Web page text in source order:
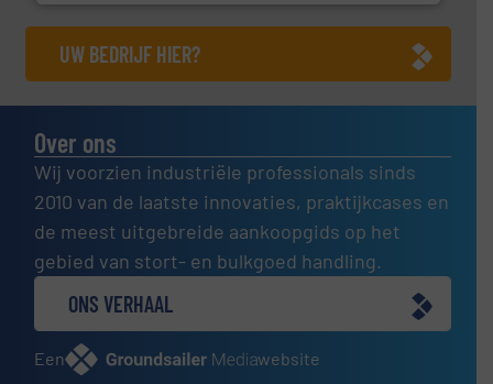
UW BEDRIJF HIER?
Over ons
Wij voorzien industriële professionals sinds
2010 van de laatste innovaties, praktijkcases en
de meest uitgebreide aankoopgids op het
gebied van stort- en bulkgoed handling.
ONS VERHAAL
Een website